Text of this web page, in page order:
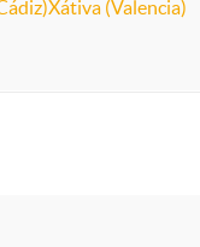
Xátiva (Valencia)